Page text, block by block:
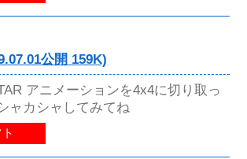
公開 159K)
アニメーションを4x4に切り取っ
ャカシャしてみてね